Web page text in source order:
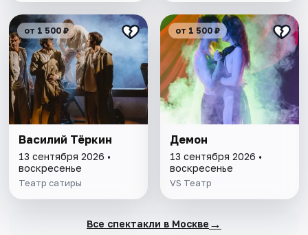
от 1 500 ₽
Василий Тёркин
13 сентября 2026 •
воскресенье
Театр сатиры
от 1 500 ₽
Демон
13 сентября 2026 •
воскресенье
VS Театр
Все спектакли в Москве →